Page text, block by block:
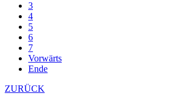
3
4
5
6
7
Vorwärts
Ende
ZURÜCK